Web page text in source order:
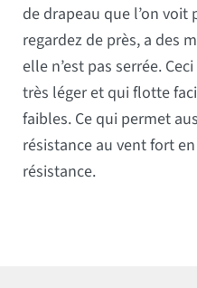
de drapeau que l’on voit
regardez de près, a des
elle n’est pas serrée.
très léger et qui flotte
faibles. Ce qui permet
résistance au vent fort
résistance.